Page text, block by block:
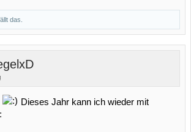
das.
Dieses Jahr kann ich wieder mit